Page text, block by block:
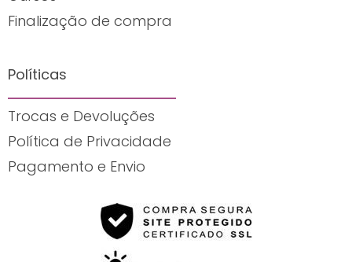
Finalização de compra
Políticas
Trocas e Devoluções
Política de Privacidade
Pagamento e Envio